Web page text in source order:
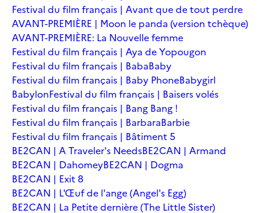
Festival du film français | Avant que de tout perdre
AVANT-PREMIÈRE | Moon le panda (version tchèque)
AVANT-PREMIÈRE: La Nouvelle femme
Festival du film français | Aya de Yopougon
Festival du film français | BabaBaby
Festival du film français | Baby PhoneBabygirl
BabylonFestival du film français | Baisers volés
Festival du film français | Bang Bang !
Festival du film français | BarbaraBarbie
Festival du film français | Bâtiment 5
BE2CAN | A Traveler's NeedsBE2CAN | Armand
BE2CAN | DahomeyBE2CAN | Dogma
BE2CAN | Exit 8
BE2CAN | L'Œuf de l'ange (Angel's Egg)
BE2CAN | La Petite dernière (The Little Sister)